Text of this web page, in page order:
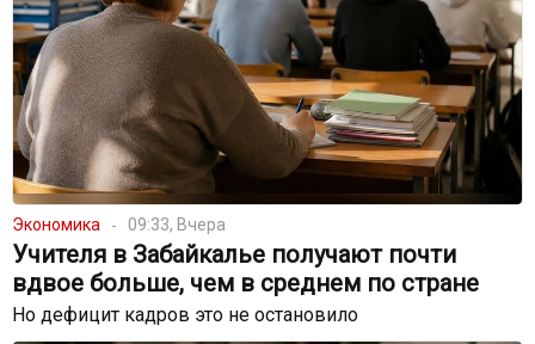
Экономика 09:33, Вчера
Учителя в Забайкалье получают почти
вдвое больше, чем в среднем по стране
Но дефицит кадров это не остановило